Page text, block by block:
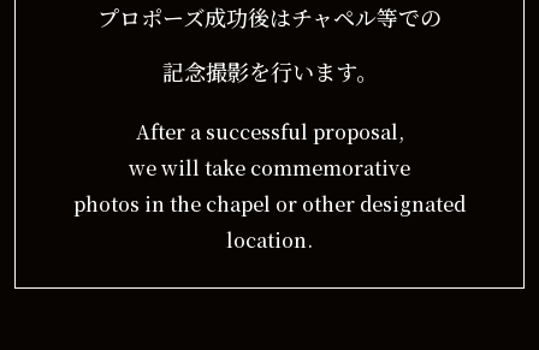
プロポーズ成功後はチャペル等での
記念撮影を行います。
After a successful proposal,
we will take commemorative
photos in the chapel or other designated
location.